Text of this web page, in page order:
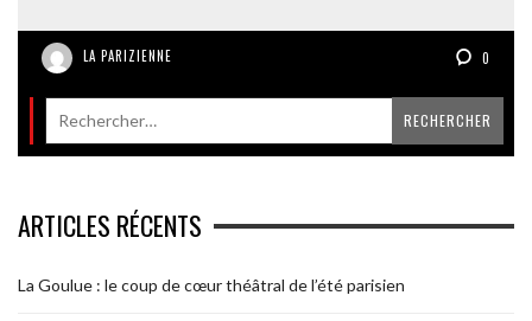
LA PARIZIENNE 0
ARTICLES RÉCENTS
La Goulue : le coup de cœur théâtral de l’été parisien